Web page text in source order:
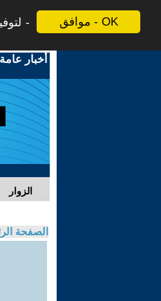
موافق - OK
أخبار عامة
الزوار
الصفحة